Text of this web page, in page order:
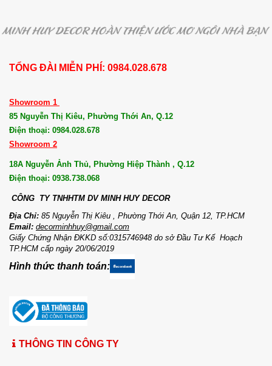
TỔNG ĐÀI MIỄN PHÍ: 0984.028.678
Showroom 1
85 Nguyễn Thị Kiêu, Phường Thới An, Q.12
Điện thoại: 0984.028.678
Showroom 2
18A Nguyễn Ảnh Thủ, Phường Hiệp Thành , Q.12
Điện thoại: 0938.738.068
CÔNG TY TNHHTM DV MINH HUY DECOR
Địa Chỉ: 85 Nguyễn Thị Kiêu , Phường Thới An, Quận 12, TP.HCM
Email: decorminhhuy@gmail.com
Giấy Chứng Nhận ĐKKD số:0315746948 do sở Đầu Tư Kế Hoạch
TP.HCM cấp ngày 20/06/2019
Hình thức thanh toán:
THÔNG TIN CÔNG TY